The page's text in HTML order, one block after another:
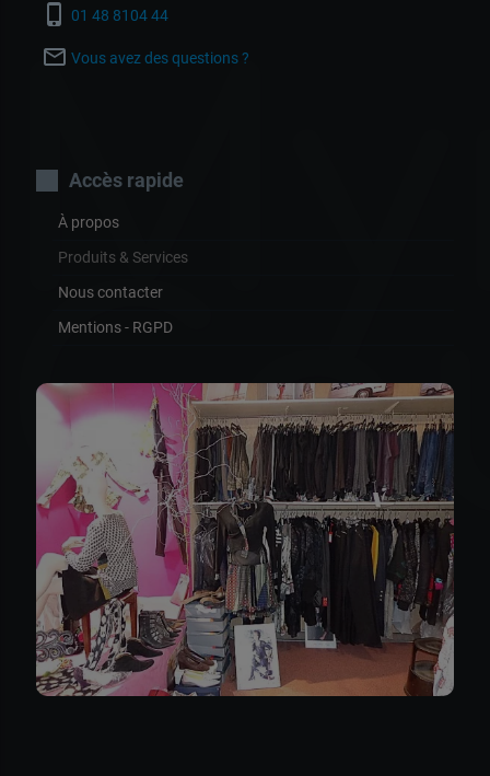
phone_iphone 01 48 8104 44
mail_outline Vous avez des questions ?
Accès rapide
À propos
Produits & Services
Nous contacter
Mentions - RGPD